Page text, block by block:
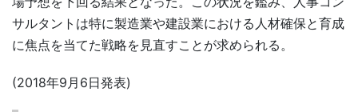
サルタントは特に製造業や建設業における人材確保と育成
に焦点を当てた戦略を見直すことが求められる。
(2018年9月6日発表)